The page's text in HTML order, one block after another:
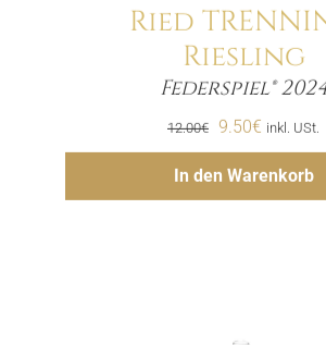
Ried
Riesling
Federspiel®
12.00€
Ursprünglicher
Preis
war:
9.50€ Aktueller
Preis
ist:
inkl. USt.
In den Warenkorb
Menge
Hinzufügen